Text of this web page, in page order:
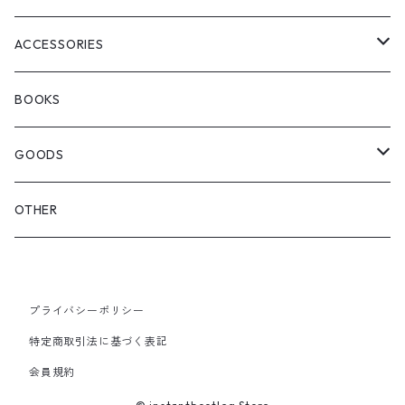
WOODBLOCK
SEDAN ALL-PURPOSE
BOOTS
BACKPACK
SHOULDER
OTHER BAGS
ACCESSORIES
EYE WEAR
CAP&HAT
GLOVES&SCARF
SHOULDER
SMALL BAG
BOOKS
GOODS
TOY
PINS& PINBACK
SOX
OTHER
プライバシーポリシー
特定商取引法に基づく表記
会員規約